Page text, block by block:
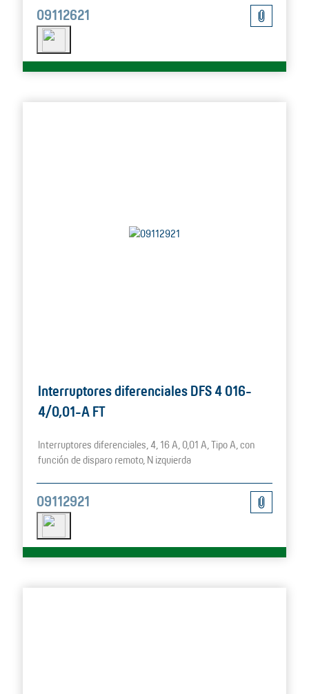
09112621
Interruptores diferenciales DFS 4 016-
4/0,01-A FT
Interruptores diferenciales, 4, 16 A, 0,01 A, Tipo A, con
función de disparo remoto, N izquierda
09112921